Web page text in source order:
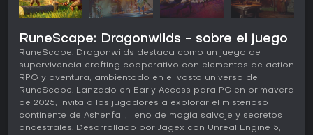
RuneScape: Dragonwilds - sobre el juego
RuneScape: Dragonwilds destaca como un juego de
supervivencia crafting cooperativo con elementos de action
RPG y aventura, ambientado en el vasto universo de
RuneScape. Lanzado en Early Access para PC en primavera
de 2025, invita a los jugadores a explorar el misterioso
continente de Ashenfall, lleno de magia salvaje y secretos
ancestrales. Desarrollado por Jagex con Unreal Engine 5,